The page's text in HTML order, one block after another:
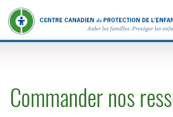
Commander nos